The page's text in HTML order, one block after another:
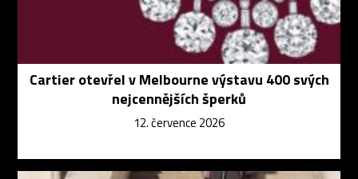
Cartier otevřel v Melbourne výstavu 400 svých
nejcennějších šperků
12. července 2026